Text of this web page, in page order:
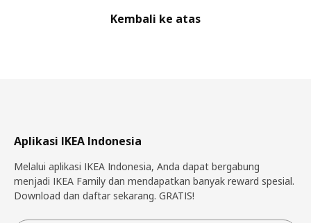
Kembali ke atas
Aplikasi IKEA Indonesia
Melalui aplikasi IKEA Indonesia, Anda dapat bergabung
menjadi IKEA Family dan mendapatkan banyak reward spesial.
Download dan daftar sekarang. GRATIS!